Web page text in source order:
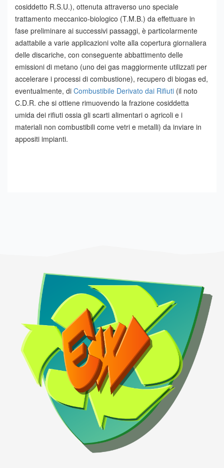
cosiddetto R.S.U.), ottenuta attraverso uno speciale
trattamento meccanico-biologico (T.M.B.) da effettuare in
fase preliminare ai successivi passaggi, è particolarmente
adattabile a varie applicazioni volte alla copertura giornaliera
delle discariche, con conseguente abbattimento delle
emissioni di metano (uno dei gas maggiormente utilizzati per
accelerare i processi di combustione), recupero di biogas ed,
eventualmente, di Combustibile Derivato dai Rifiuti (il noto
C.D.R. che si ottiene rimuovendo la frazione cosiddetta
umida dei rifiuti ossia gli scarti alimentari o agricoli e i
materiali non combustibili come vetri e metalli) da inviare in
appositi impianti.